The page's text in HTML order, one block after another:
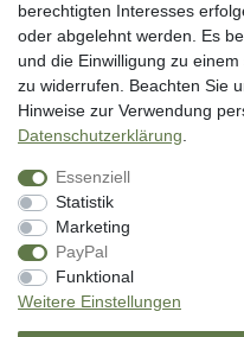
Vertrag widerrufen
Unsere
** Bei Variantenartikeln mit
berechtigten Interesses
oder abgelehnt werden. Es
und die Einwilligung zu
zu widerrufen. Beachten Sie
Hinweise zur Verwendung
Daten­schutz­erklärung
Essenziell
Statistik
Marketing
PayPal
Funktional
Weitere Einstellungen